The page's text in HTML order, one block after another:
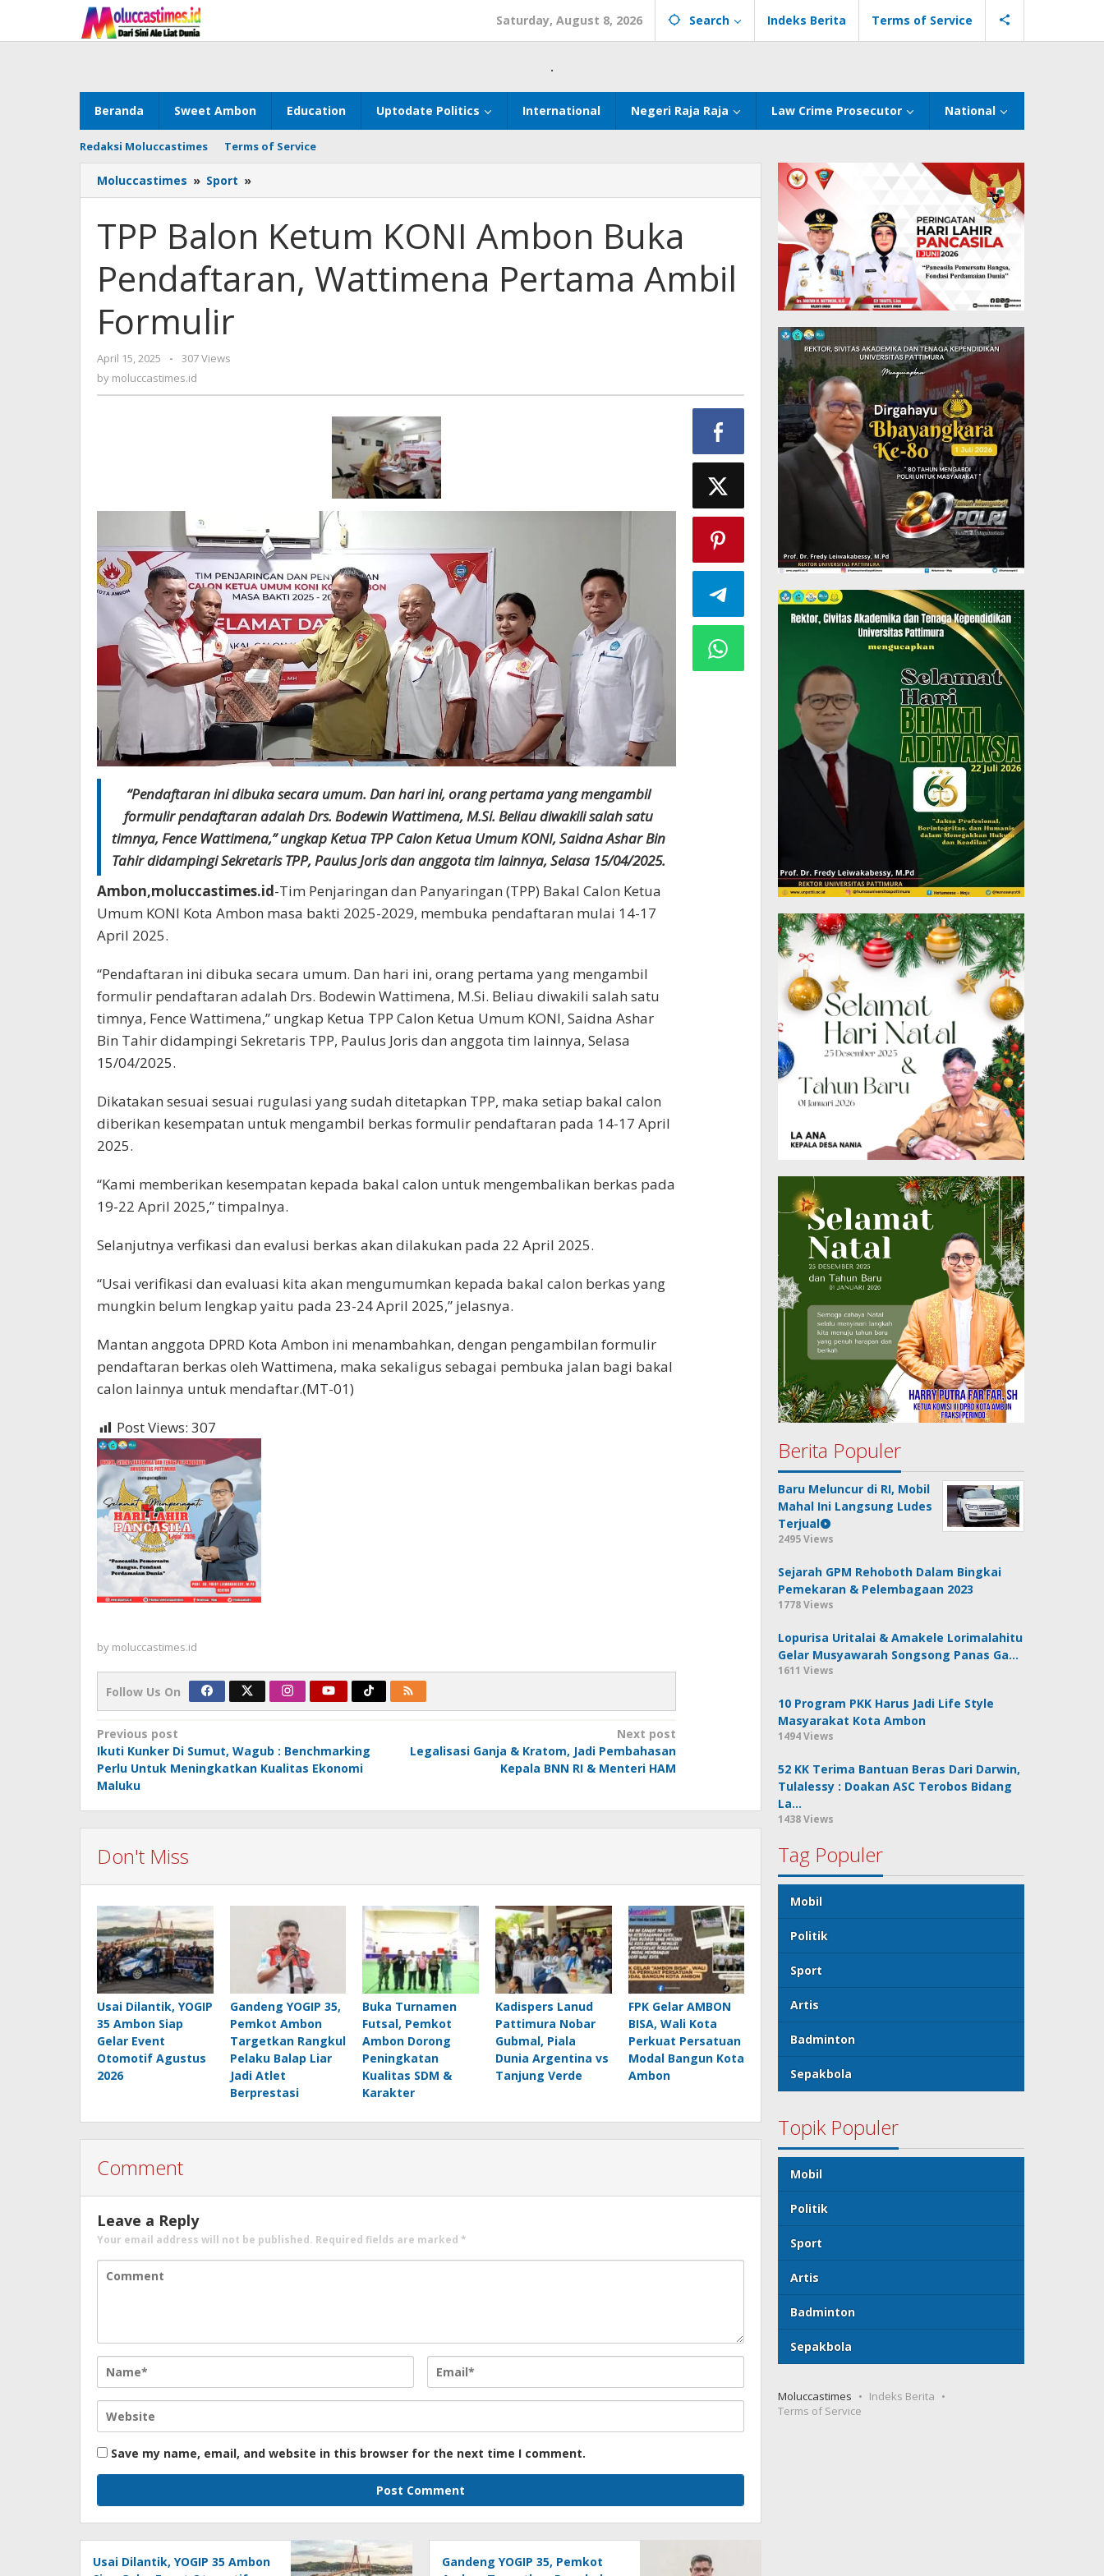
content
Saturday, August 8, 2026 Search Indeks Berita Terms of Service
.
Beranda Sweet Ambon Education Uptodate Politics International Negeri Raja Raja Law Crime Prosecutor National
Redaksi Moluccastimes Terms of Service
Moluccastimes » Sport »
Balon
KONI
Ambon
Pendaftaran,
Wattimena
TPP Balon Ketum KONI Ambon Buka
Pendaftaran, Wattimena Pertama Ambil
Formulir
April 15, 2025
by
moluccastimes.id
-
307 Views
by moluccastimes.id
“Pendaftaran ini dibuka secara umum. Dan hari ini, orang pertama yang mengambil
formulir pendaftaran adalah Drs. Bodewin Wattimena, M.Si. Beliau diwakili salah satu
timnya, Fence Wattimena,” ungkap Ketua TPP Calon Ketua Umum KONI, Saidna Ashar Bin
Tahir didampingi Sekretaris TPP, Paulus Joris dan anggota tim lainnya, Selasa 15/04/2025.
Ambon,moluccastimes.id-Tim Penjaringan dan Panyaringan (TPP) Bakal Calon Ketua
Umum KONI Kota Ambon masa bakti 2025-2029, membuka pendaftaran mulai 14-17
April 2025.
“Pendaftaran ini dibuka secara umum. Dan hari ini, orang pertama yang mengambil
formulir pendaftaran adalah Drs. Bodewin Wattimena, M.Si. Beliau diwakili salah satu
timnya, Fence Wattimena,” ungkap Ketua TPP Calon Ketua Umum KONI, Saidna Ashar
Bin Tahir didampingi Sekretaris TPP, Paulus Joris dan anggota tim lainnya, Selasa
15/04/2025.
Dikatakan sesuai sesuai rugulasi yang sudah ditetapkan TPP, maka setiap bakal calon
diberikan kesempatan untuk mengambil berkas formulir pendaftaran pada 14-17 April
2025.
“Kami memberikan kesempatan kepada bakal calon untuk mengembalikan berkas pada
19-22 April 2025,” timpalnya.
Selanjutnya verfikasi dan evalusi berkas akan dilakukan pada 22 April 2025.
“Usai verifikasi dan evaluasi kita akan mengumumkan kepada bakal calon berkas yang
mungkin belum lengkap yaitu pada 23-24 April 2025,” jelasnya.
Mantan anggota DPRD Kota Ambon ini menambahkan, dengan pengambilan formulir
pendaftaran berkas oleh Wattimena, maka sekaligus sebagai pembuka jalan bagi bakal
calon lainnya untuk mendaftar.(MT-01)
Post Views: 307
by moluccastimes.id
Follow Us On
Post
navigation
Previous post
Ikuti Kunker Di Sumut, Wagub : Benchmarking
Perlu Untuk Meningkatkan Kualitas Ekonomi
Maluku
Next post
Legalisasi Ganja & Kratom, Jadi Pembahasan
Kepala BNN RI & Menteri HAM
Don't Miss
Usai Dilantik, YOGIP
35 Ambon Siap
Gelar Event
Otomotif Agustus
2026
Gandeng YOGIP 35,
Pemkot Ambon
Targetkan Rangkul
Pelaku Balap Liar
Jadi Atlet
Berprestasi
Buka Turnamen
Futsal, Pemkot
Ambon Dorong
Peningkatan
Kualitas SDM &
Karakter
Kadispers Lanud
Pattimura Nobar
Gubmal, Piala
Dunia Argentina vs
Tanjung Verde
FPK Gelar AMBON
BISA, Wali Kota
Perkuat Persatuan
Modal Bangun Kota
Ambon
Comment
Leave a Reply
Your email address will not be published. Required fields are marked *
Save my name, email, and website in this browser for the next time I comment.
Usai Dilantik, YOGIP 35 Ambon
Gandeng YOGIP 35, Pemkot
Berita Populer
Baru Meluncur di RI, Mobil
Mahal Ini Langsung Ludes
Terjual
2495 Views
Sejarah GPM Rehoboth Dalam Bingkai
Pemekaran & Pelembagaan 2023
1778 Views
Lopurisa Uritalai & Amakele Lorimalahitu
Gelar Musyawarah Songsong Panas Ga…
1611 Views
10 Program PKK Harus Jadi Life Style
Masyarakat Kota Ambon
1494 Views
52 KK Terima Bantuan Beras Dari Darwin,
Tulalessy : Doakan ASC Terobos Bidang
La…
1438 Views
Tag Populer
Mobil
Politik
Sport
Artis
Badminton
Sepakbola
Topik Populer
Mobil
Politik
Sport
Artis
Badminton
Sepakbola
Moluccastimes
Indeks Berita
Terms of Service